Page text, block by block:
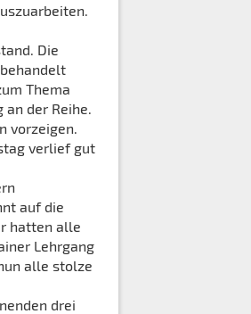
Die
Thema
der Reihe.
vorzeigen.
verlief gut
auf die
hatten alle
Lehrgang
alle stolze
drei